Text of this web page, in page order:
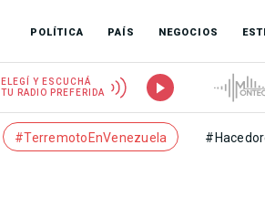
POLÍTICA PAÍS NEGOCIOS
ELEGÍ Y ESCUCHÁ
TU RADIO PREFERIDA
#TerremotoEnVenezuela